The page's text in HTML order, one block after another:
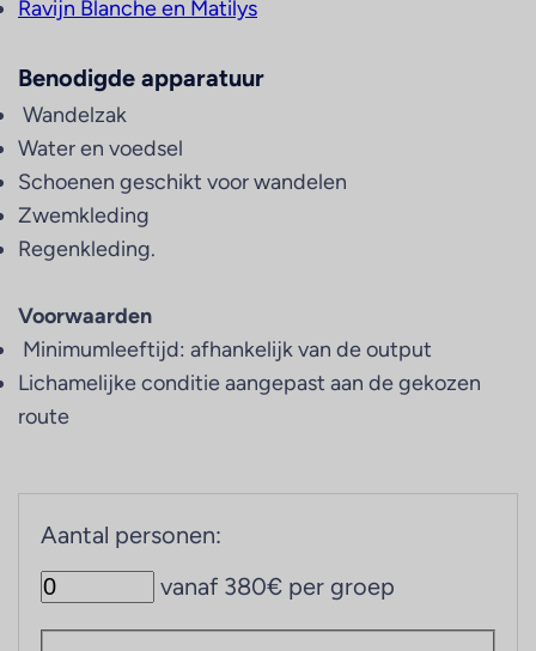
Ravijn Blanche en Matilys
Benodigde apparatuur
Wandelzak
Water en voedsel
Schoenen geschikt voor wandelen
Zwemkleding
Regenkleding.
Voorwaarden
Minimumleeftijd: afhankelijk van de output
Lichamelijke conditie aangepast aan de gekozen
route
Aantal personen:
vanaf 380€ per groep